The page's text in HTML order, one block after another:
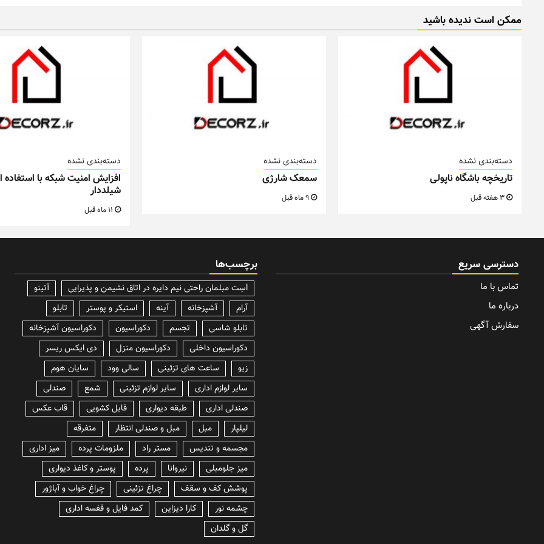
ممکن است ندیده باشید
دسته‌بندی نشده
تاریخچه باشگاه ناپولی
دسته‌بندی نشده
سمعک شارژی
9 ماه قبل
دسته‌بندی نشده
افزایش امنیت شبکه با استفاده
شیلددار
دسترسی سریع
تماس با ما
درباره ما
سفارش آگهی
برچسب‌ها
lسِت مبلمان راحتی نیم دایره در اتاق نشیمن و پذیرایی
آتینو
آرام
آشپزخانه آینه استیکر و پوستر
تابلو
تابلو شاسی
تجسم دکوراسیون
دکوراسیون آشپزخانه
دکوراسیون داخلی
دکوراسیون منزل
دی ایکس ریسر
زیو
ساعت های تزئینی سالی وود
سایان هوم
سایر لوازم اداری
سایر لوازم تزئینی شمع
صندلی
صندلی اداری
طبقه دیواری فایل کشویی
قاب عکس
لیلپار
مبل مبل و صندلی انتظار
متفرقه
مجسمه و تندیس
مستر راد ملزومات پرده
میز اداری
میز جلومبلی
نیروانا پرده
پوستر و کاغذ دیواری
پوشش کف و سقف
چراغ تزئینی
چراغ خواب و آباژور
چشمه نور
کارا دیزاین
کمد فایل و قفسه اداری
گل و گلدان